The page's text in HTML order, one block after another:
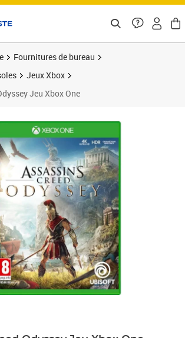
Fournitures de bureau
Jeux Xbox
Jeu Xbox One